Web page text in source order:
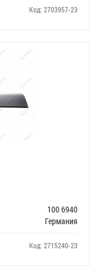
Код: 2703957-23
100 6940
Германия
Код: 2715240-23